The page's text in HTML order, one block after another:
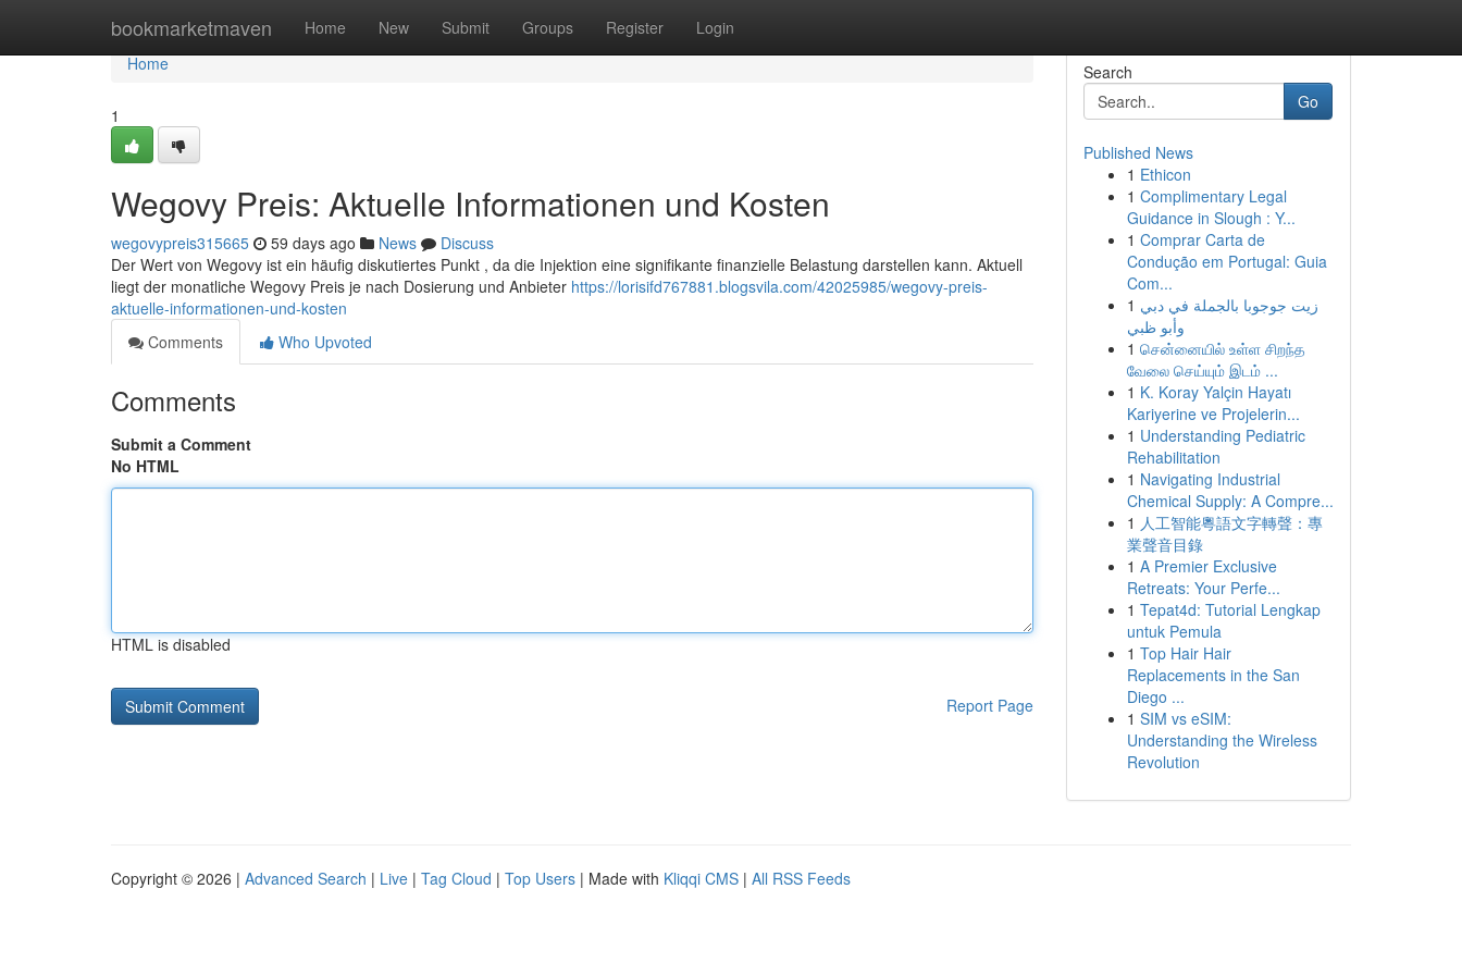
bookmarketmaven Home New Submit Groups Register Login
Home
Home
1
Wegovy Preis: Aktuelle Informationen und Kosten
wegovypreis315665 59 days ago News
Discuss
Der Wert von Wegovy ist ein häufig diskutiertes Punkt , da die Injektion eine signifikante finanzielle Belastung darstellen kann. Aktuell
liegt der monatliche Wegovy Preis je nach Dosierung und Anbieter https://lorisifd767881.blogsvila.com/42025985/wegovy-preis-
aktuelle-informationen-und-kosten
Comments
Who Upvoted
Comments
Submit a Comment
No HTML
HTML is disabled
Report Page
Search
Go
Published News
1 Ethicon
1 Complimentary Legal
Guidance in Slough : Y...
1 Comprar Carta de
Condução em Portugal: Guia
Com...
1 زيت جوجوبا بالجملة في دبي
وأبو ظبي
1 சென்னையில் உள்ள சிறந்த
வேலை செய்யும் இடம் ...
1 K. Koray Yalçin Hayatı
Kariyerine ve Projelerin...
1 Understanding Pediatric
Rehabilitation
1 Navigating Industrial
Chemical Supply: A Compre...
1 人工智能粵語文字轉聲：專
業聲音目錄
1 A Premier Exclusive
Retreats: Your Perfe...
1 Tepat4d: Tutorial Lengkap
untuk Pemula
1 Top Hair Hair
Replacements in the San
Diego ...
1 SIM vs eSIM:
Understanding the Wireless
Revolution
Copyright © 2026 | Advanced Search | Live | Tag Cloud | Top Users | Made with Kliqqi CMS | All RSS Feeds